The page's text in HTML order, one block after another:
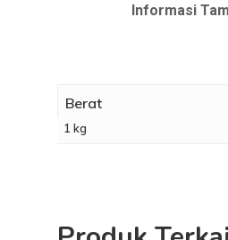
Informasi
Berat
1 kg